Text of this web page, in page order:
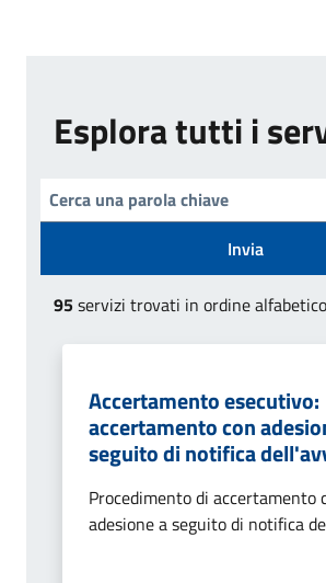
Esplora tutti i
Invia
95servizi trovati in ordine alfabetico
Accertamento esecutivo:
accertamento con
seguito di notifica
Procedimento di accertamento
adesione a seguito di notifica